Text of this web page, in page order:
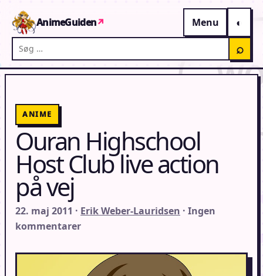
AnimeGuiden↗
Menu
Søg på AnimeGuiden
⌕
ANIME
Ouran Highschool
Host Club live action
på vej
22. maj 2011 · Erik Weber-Lauridsen · Ingen
kommentarer